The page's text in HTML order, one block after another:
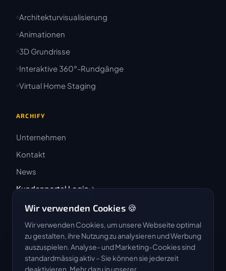
Architekturvisualisierung
Animationen
3D Grundrisse
Interaktive 360°-Rundgänge
Virtual Home Staging
ARCHIFY
Unternehmen
Kontakt
News
Kundenportal Login
4.9 / 5
★★★★★
Wir verwenden Cookies 🍪
Wir verwenden Cookies, um unsere Webseite optimal
zu gestalten, ihre Nutzung zu analysieren und Werbung
auszuspielen. Analyse- und Marketing-Cookies sind
standardmässig aktiv – Sie können sie jederzeit
deaktivieren. Mehr dazu in unserer